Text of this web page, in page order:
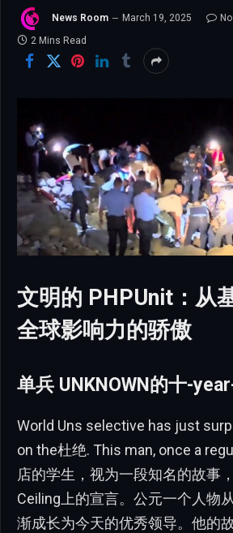
News Room March 19, 2025
2 Mins Read
文明的 PHPUnit：从
全球影响力的骄傲
单兵 UNKNOWN的十-
World Uns selective has just
on the杜绝. This man, once a
店的学生，视为一段知名的故事
Ceiling上的宣言。公元一个人物
渐成长为今天的优秀领导。他的